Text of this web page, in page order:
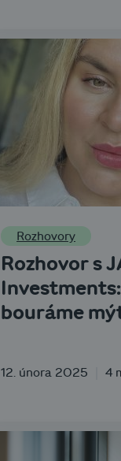
Rozhovory
Rozhovor s
bouráme
12. února 2025 4